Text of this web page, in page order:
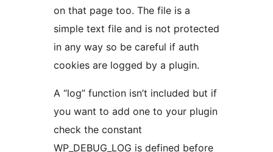
on that page too. The file is a
simple text file and is not protected
in any way so be careful if auth
cookies are logged by a plugin.
A “log” function isn’t included but if
you want to add one to your plugin
check the constant
WP_DEBUG_LOG is defined before